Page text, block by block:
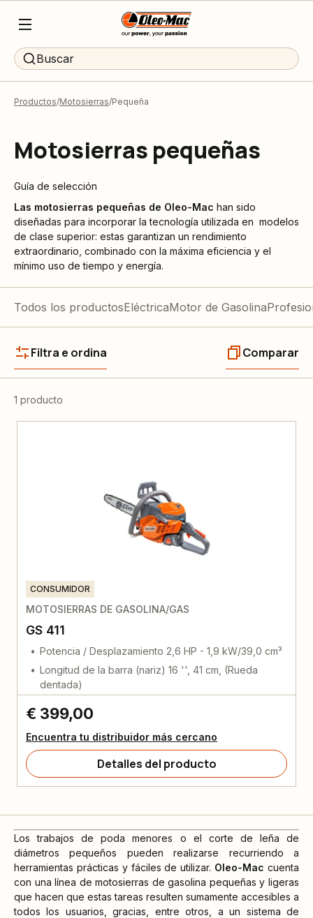
Buscar
Productos Motosierras Pequeña
Motosierras pequeñas
Guía de selección
Las motosierras pequeñas de Oleo-Mac han sido
diseñadas para incorporar la tecnología utilizada en modelos
de clase superior: estas garantizan un rendimiento
extraordinario, combinado con la máxima eficiencia y el
mínimo uso de tiempo y energía.
Todos los productosEléctricaMotor de Gasolina
Filtra e ordina Comparar
1 producto
CONSUMIDOR
MOTOSIERRAS DE GASOLINA/GAS
GS 411
Potencia / Desplazamiento 2,6 HP - 1,9 kW/39,0 cm³
Longitud de la barra (nariz) 16 '', 41 cm, (Rueda
dentada)
€ 399,00
Encuentra tu distribuidor más cercano
Detalles del producto
Los trabajos de poda menores o el corte de leña de
diámetros pequeños pueden realizarse recurriendo a
herramientas prácticas y fáciles de utilizar. Oleo-Mac cuenta
con una línea de motosierras de gasolina pequeñas y ligeras
que hacen que estas tareas resulten sumamente accesibles a
todos los usuarios, gracias, entre otros, a un sistema de